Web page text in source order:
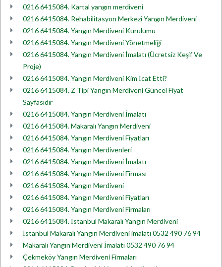
0216 6415084. Kartal yangın merdiveni
0216 6415084. Rehabilitasyon Merkezi Yangın Merdiveni
0216 6415084. Yangın Merdiveni Kurulumu
0216 6415084. Yangın Merdiveni Yönetmeliği
0216 6415084. Yangın Merdiveni İmalatı (Ücretsiz Keşif Ve
Proje)
0216 6415084. Yangın Merdiveni Kim İcat Etti?
0216 6415084. Z Tipi Yangın Merdiveni Güncel Fiyat
Sayfasıdır
0216 6415084. Yangın Merdiveni İmalatı
0216 6415084. Makaralı Yangın Merdiveni
0216 6415084. Yangın Merdiveni Fiyatları
0216 6415084. Yangın Merdivenleri
0216 6415084. Yangın Merdiveni İmalatı
0216 6415084. Yangın Merdiveni Firması
0216 6415084. Yangın Merdiveni
0216 6415084. Yangın Merdiveni Fiyatları
0216 6415084. Yangın Merdiveni Firmaları
0216 6415084. İstanbul Makaralı Yangın Merdiveni
İstanbul Makaralı Yangın Merdiveni imalatı 0532 490 76 94
Makaralı Yangın Merdiveni İmalatı 0532 490 76 94
Çekmeköy Yangın Merdiveni Firmaları